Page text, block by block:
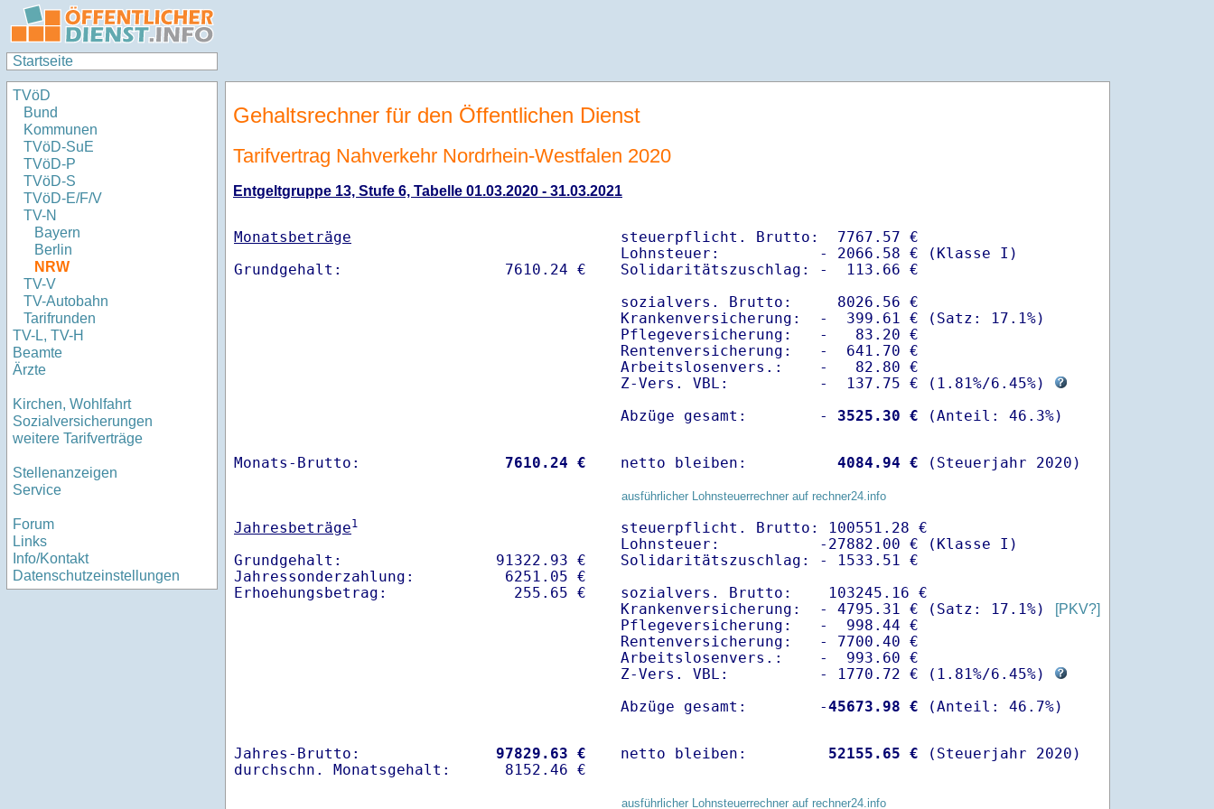
Startseite
TVöD
Bund
Kommunen
TVöD-SuE
TVöD-P
TVöD-S
TVöD-E/F/V
TV-N
Bayern
Berlin
NRW
TV-V
TV-Autobahn
Tarifrunden
TV-L, TV-H
Beamte
Ärzte
Kirchen, Wohlfahrt
Sozialversicherungen
weitere Tarifverträge
Stellenanzeigen
Service
Forum
Links
Info/Kontakt
Datenschutzeinstellungen
Gehaltsrechner für den Öffentlichen Dienst
Tarifvertrag Nahverkehr Nordrhein-Westfalen 2020
Entgeltgruppe 13, Stufe 6, Tabelle 01.03.2020 - 31.03.2021
Monatsbeträge
steuerpflicht. Brutto:  7767.57 €
Lohnsteuer:           - 2066.58 € (Klasse I)
Solidaritätszuschlag: -  113.66 €
sozialvers. Brutto:     8026.56 €
Krankenversicherung:  -  399.61 € (Satz: 17.1%)
Pflegeversicherung:   -   83.20 €
Rentenversicherung:   -  641.70 €
Arbeitslosenvers.:    -   82.80 €
Z-Vers. VBL:          -  137.75 € ( 1.81%/6.45%)
Abzüge gesamt:        -
3525.30 €
Monats-Brutto: 7610.24 € netto bleiben: 4084.94 € (Steuerjahr 2020)
ausführlicher Lohnsteuerrechner auf rechner24.info
Jahresbeträge1
Grundgehalt:                 91322.93 €
Jahressonderzahlung:          6251.05 €
steuerpflicht. Brutto: 100551.28 €
Lohnsteuer:           -27882.00 € (Klasse I)
Solidaritätszuschlag: - 1533.51 €
sozialvers. Brutto:    103245.16 €
Krankenversicherung:  - 4795.31 € (Satz: 17.1%)
[PKV?]
Pflegeversicherung:   -  998.44 €
Rentenversicherung:   - 7700.40 €
Arbeitslosenvers.:    -  993.60 €
Z-Vers. VBL:          - 1770.72 € ( 1.81%/6.45%)
Abzüge gesamt:        -45673.98 €
Jahres-Brutto: 97829.63 €
netto bleiben: 52155.65 € (Steuerjahr 2020)
ausführlicher Lohnsteuerrechner auf rechner24.info